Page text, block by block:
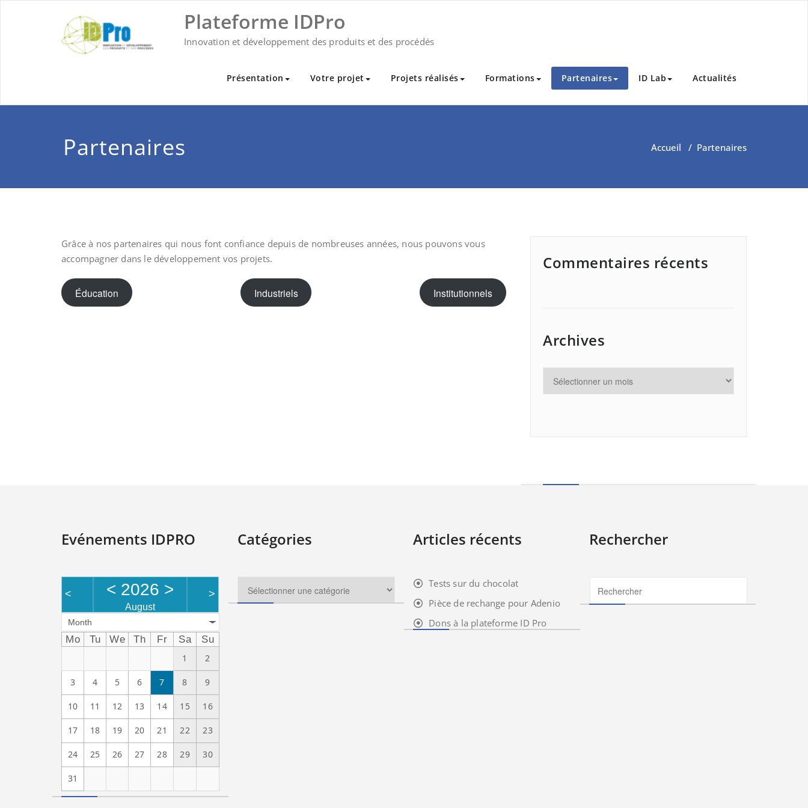
Plateforme IDPro
Innovation et développement des produits et des procédés
Présentation Votre projet Projets réalisés Formations Partenaires ID Lab Actualités
Partenaires Accueil / Partenaires
Grâce à nos partenaires qui nous font confiance depuis de nombreuses années, nous pouvons vous
accompagner dans le développement vos projets.
Éducation Industriels Institutionnels
Commentaires récents
Archives
Evénements IDPRO
< < 2026 >
August
>
Month
Mo Tu We Th Fr Sa
Su
1
2
3 4 5 6 7 8 9
10 11 12 13 14 15 16
17 18 19 20 21 22 23
24 25 26 27 28 29 30
31
Catégories Articles récents
Tests sur du chocolat
Pièce de rechange pour Adenio
Dons à la plateforme ID Pro
Rechercher